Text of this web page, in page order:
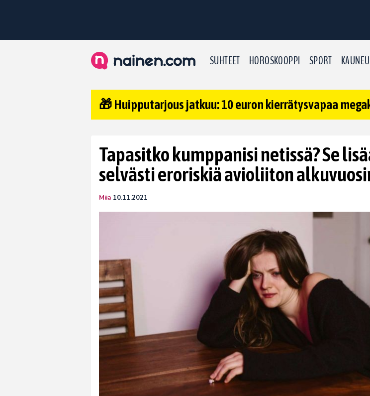
SUHTEET HOROSKOOPPI SPORT
🎁 Huipputarjous jatkuu: 10 euron kierrätysvapaa
Tapasitko kumppanisi netissä? Se
selvästi eroriskiä avioliiton
Miia 10.11.2021